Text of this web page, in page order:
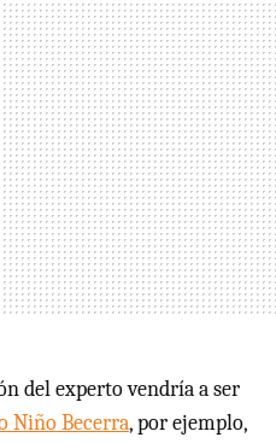
del experto vendría a ser
Niño Becerra, por ejemplo,